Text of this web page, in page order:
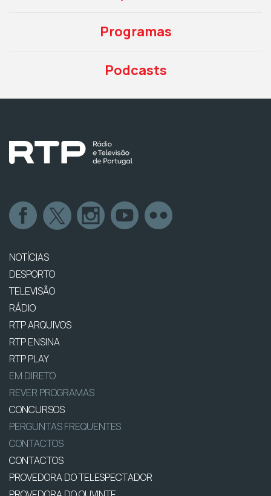
Programas
Podcasts
NOTÍCIAS
DESPORTO
TELEVISÃO
RÁDIO
RTP ARQUIVOS
RTP ENSINA
RTP PLAY
EM DIRETO
REVER PROGRAMAS
CONCURSOS
PERGUNTAS FREQUENTES
CONTACTOS
CONTACTOS
PROVEDORA DO TELESPECTADOR